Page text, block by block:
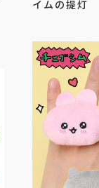
イムの提灯